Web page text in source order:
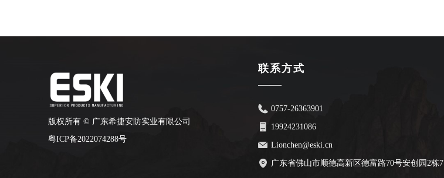
版权所有 © 广东希捷安防实业有限公司
粤ICP备2022074288号
联系方式
——
0757-26363901
19924231086
Lionchen@eski.cn
广东省佛山市顺德高新区德富路70号安创园2栋7